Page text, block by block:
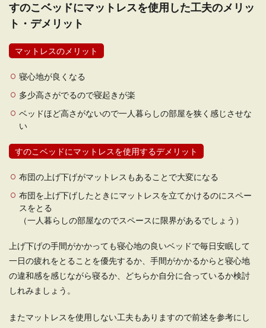
すのこベッドにマットレスを使用した工夫のメリッ
ト・デメリット
マットレスのメリット
寝心地が良くなる
多少高さがでるので寝起きが楽
ベッドほど高さがないので一人暮らしの部屋を狭く感じさせな
い
すのこベッドにマットレスを使用するデメリット
布団の上げ下げがマットレスもあることで大変になる
布団を上げ下げしたときにマットレスを立てかけるのにスペー
スをとる
（一人暮らしの部屋なのでスペースに限界があるでしょう）
上げ下げの手間がかかっても寝心地の良いベッドで毎日安眠して
一日の疲れをとることを優先するか、手間がかかるからと寝心地
の違和感を感じながら寝るか、どちらか自分に合っているか検討
しれみましょう。
またマットレスを使用しない工夫もありますので前述を参考にし